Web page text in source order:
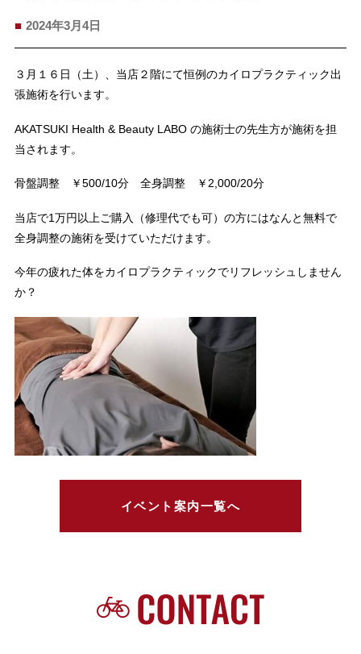
2024年3月4日
３月１６日（土）、当店２階にて恒例のカイロプラクティック出
張施術を行います。
AKATSUKI Health & Beauty LABO の施術士の先生方が施術を担
当されます。
骨盤調整 ￥500/10分 全身調整 ￥2,000/20分
当店で1万円以上ご購入（修理代でも可）の方にはなんと無料で
全身調整の施術を受けていただけます。
今年の疲れた体をカイロプラクティックでリフレッシュしません
か？
イベント案内一覧へ